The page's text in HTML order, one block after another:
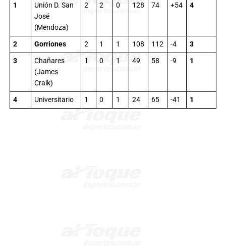
1
Unión D. San
José
(Mendoza)
2 2 0 128 74 +54 4
2 Gorriones 2 1 1 108 112 -4
3
3
Chañares
(James
Craik)
1 0 1 49 58 -9 1
4 Universitario 1 0 1 24 65 -41 1